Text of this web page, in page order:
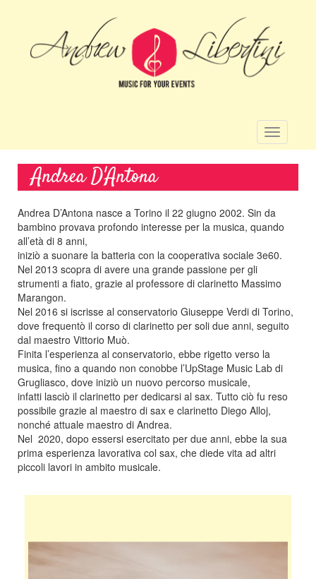
principale
Toggle
Andrea D'Antona
Andrea D’Antona nasce a Torino il 22 giugno 2002. Sin da
bambino provava profondo interesse per la musica, quando
all’età di 8 anni,
iniziò a suonare la batteria con la cooperativa sociale 3e60.
Nel 2013 scopra di avere una grande passione per gli
strumenti a fiato, grazie al professore di clarinetto Massimo
Marangon.
Nel 2016 si iscrisse al conservatorio Giuseppe Verdi di Torino,
dove frequentò il corso di clarinetto per soli due anni, seguito
dal maestro Vittorio Muò.
Finita l’esperienza al conservatorio, ebbe rigetto verso la
musica, fino a quando non conobbe l’UpStage Music Lab di
Grugliasco, dove iniziò un nuovo percorso musicale,
infatti lasciò il clarinetto per dedicarsi al sax. Tutto ciò fu reso
possibile grazie al maestro di sax e clarinetto Diego Alloj,
nonché attuale maestro di Andrea.
Nel 2020, dopo essersi esercitato per due anni, ebbe la sua
prima esperienza lavorativa col sax, che diede vita ad altri
piccoli lavori in ambito musicale.